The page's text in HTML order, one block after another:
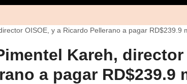
Kareh, director
a pagar RD$239.9